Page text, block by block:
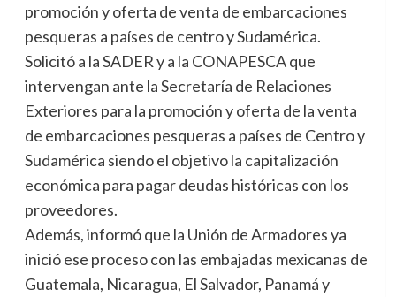
promoción y oferta de venta de embarcaciones
pesqueras a países de centro y Sudamérica.
Solicitó a la SADER y a la CONAPESCA que
intervengan ante la Secretaría de Relaciones
Exteriores para la promoción y oferta de la venta
de embarcaciones pesqueras a países de Centro y
Sudamérica siendo el objetivo la capitalización
económica para pagar deudas históricas con los
proveedores.
Además, informó que la Unión de Armadores ya
inició ese proceso con las embajadas mexicanas de
Guatemala, Nicaragua, El Salvador, Panamá y